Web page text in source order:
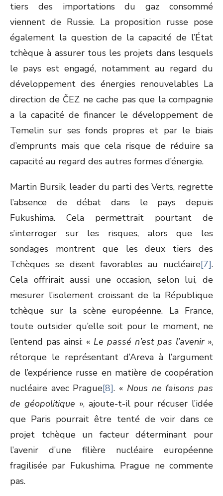
tiers des importations du gaz consommé
viennent de Russie. La proposition russe pose
également la question de la capacité de l’État
tchèque à assurer tous les projets dans lesquels
le pays est engagé, notamment au regard du
développement des énergies renouvelables La
direction de ČEZ ne cache pas que la compagnie
a la capacité de financer le développement de
Temelin sur ses fonds propres et par le biais
d’emprunts mais que cela risque de réduire sa
capacité au regard des autres formes d’énergie.
Martin Bursik, leader du parti des Verts, regrette
l’absence de débat dans le pays depuis
Fukushima. Cela permettrait pourtant de
s’interroger sur les risques, alors que les
sondages montrent que les deux tiers des
Tchèques se disent favorables au nucléaire[7].
Cela offrirait aussi une occasion, selon lui, de
mesurer l’isolement croissant de la République
tchèque sur la scène européenne. La France,
toute outsider qu’elle soit pour le moment, ne
l’entend pas ainsi: « Le passé n’est pas l’avenir »,
rétorque le représentant d’Areva à l’argument
de l’expérience russe en matière de coopération
nucléaire avec Prague[8]. « Nous ne faisons pas
de géopolitique », ajoute-t-il pour récuser l’idée
que Paris pourrait être tenté de voir dans ce
projet tchèque un facteur déterminant pour
l’avenir d’une filière nucléaire européenne
fragilisée par Fukushima. Prague ne commente
pas.